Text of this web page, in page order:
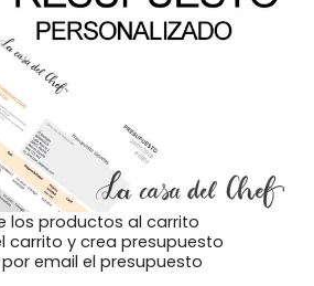
los productos al carrito
carrito y crea presupuesto
por email el presupuesto